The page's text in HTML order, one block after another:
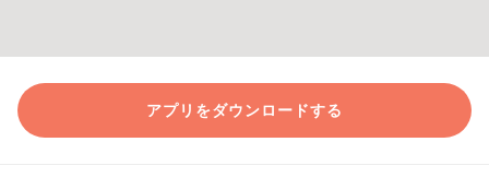
アプリをダウンロードする